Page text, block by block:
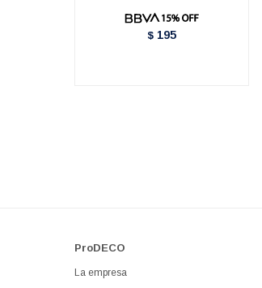
$ 195
ProDECO
La empresa